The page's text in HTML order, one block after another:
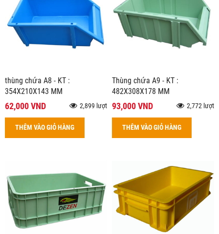
thùng chứa A8 - KT :
354X210X143 MM
62,000 VND 2,899 lượt
THÊM VÀO GIỎ HÀNG
Thùng chứa A9 - KT :
482X308X178 MM
93,000 VND 2,772 lượt
THÊM VÀO GIỎ HÀNG